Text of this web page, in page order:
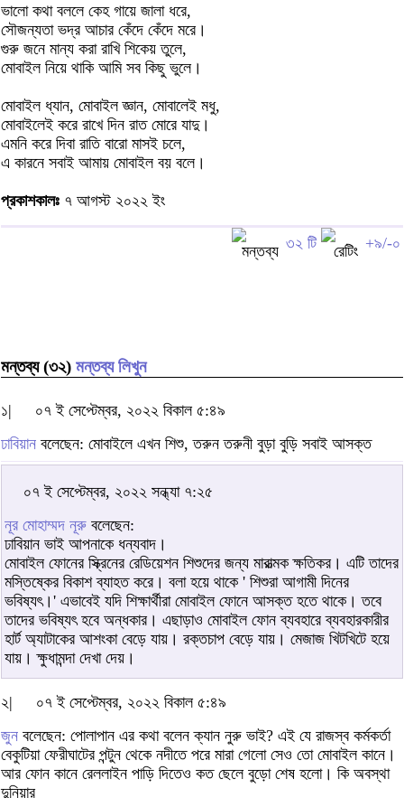
ভালো কথা বললে কেহ গায়ে জালা ধরে,
সৌজন্যতা ভদ্র আচার কেঁদে কেঁদে মরে।
গুরু জনে মান্য করা রাখি শিকেয় তুলে,
মোবাইল নিয়ে থাকি আমি সব কিছু ভুলে।
মোবাইল ধ্যান, মোবাইল জ্ঞান, মোবালেই মধু,
মোবাইলেই করে রাখে দিন রাত মোরে যাদু।
এমনি করে দিবা রাতি বারো মাসই চলে,
এ কারনে সবাই আমায় মোবাইল বয় বলে।
প্রকাশকালঃ ৭ আগস্ট ২০২২ ইং
৩২ টি +৯/-০
মন্তব্য (৩২) মন্তব্য লিখুন
১|
০৭ ই সেপ্টেম্বর, ২০২২ বিকাল ৫:৪৯
ঢাবিয়ান বলেছেন: মোবাইলে এখন শিশু, তরুন তরুনী বুড়া বুড়ি সবাই আসক্ত
০৭ ই সেপ্টেম্বর, ২০২২ সন্ধ্যা ৭:২৫
নূর মোহাম্মদ নূরু বলেছেন:
ঢাবিয়ান ভাই আপনাকে ধন্যবাদ।
মোবাইল ফোনের স্ক্রিনের রেডিয়েশন শিশুদের জন্য মারাত্মক ক্ষতিকর। এটি তাদের
মস্তিষ্কের বিকাশ ব্যাহত করে। বলা হয়ে থাকে ' শিশুরা আগামী দিনের
ভবিষ্যৎ।' এভাবেই যদি শিক্ষার্থীরা মোবাইল ফোনে আসক্ত হতে থাকে। তবে
তাদের ভবিষ্যৎ হবে অন্ধকার। এছাড়াও মোবাইল ফোন ব্যবহারে ব্যবহারকারীর
হার্ট অ্যাটাকের আশংকা বেড়ে যায়। রক্তচাপ বেড়ে যায়। মেজাজ খিটখিটে হয়ে
যায়। ক্ষুধামন্দা দেখা দেয়।
২|
০৭ ই সেপ্টেম্বর, ২০২২ বিকাল ৫:৪৯
জুন বলেছেন: পোলাপান এর কথা বলেন ক্যান নুরু ভাই? এই যে রাজস্ব কর্মকর্তা
বেকুটিয়া ফেরীঘাটের পন্টুন থেকে নদীতে পরে মারা গেলো সেও তো মোবাইল কানে।
আর ফোন কানে রেললাইন পাড়ি দিতেও কত ছেলে বুড়ো শেষ হলো। কি অবস্থা
দুনিয়ার